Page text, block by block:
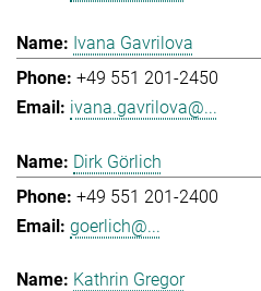
Ivana Gavrilova
+49 551 201-2450
ivana.gavrilova@...
Dirk Görlich
+49 551 201-2400
goerlich@...
Kathrin Gregor